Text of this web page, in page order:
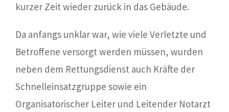
kurzer Zeit wieder zurück in das Gebäude.
Da anfangs unklar war, wie viele Verletzte und
Betroffene versorgt werden müssen, wurden
neben dem Rettungsdienst auch Kräfte der
Schnelleinsatzgruppe sowie ein
Organisatorischer Leiter und Leitender Notarzt